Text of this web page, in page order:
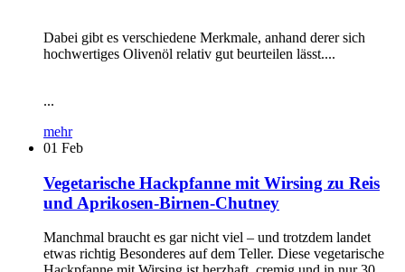
Dabei gibt es verschiedene Merkmale, anhand derer sich
hochwertiges Olivenöl relativ gut beurteilen lässt....
...
mehr
01 Feb
Vegetarische Hackpfanne mit Wirsing zu Reis
und Aprikosen-Birnen-Chutney
Manchmal braucht es gar nicht viel – und trotzdem landet
etwas richtig Besonderes auf dem Teller. Diese vegetarische